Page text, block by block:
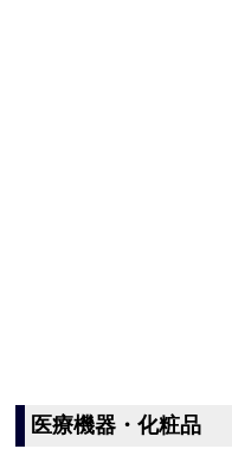
医療機器・化粧品